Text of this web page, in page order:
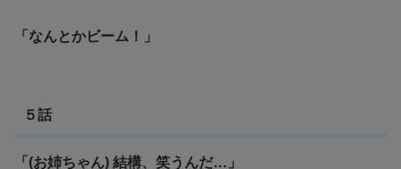
「なんとかビーム！」
５話
「(お姉ちゃん) 結構、笑うんだ…」